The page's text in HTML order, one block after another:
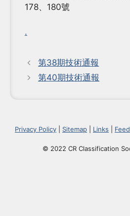
178、180號
.
第38期技術通報
第40期技術通報
Privacy Policy Sitemap Links
© 2022 CR Classification